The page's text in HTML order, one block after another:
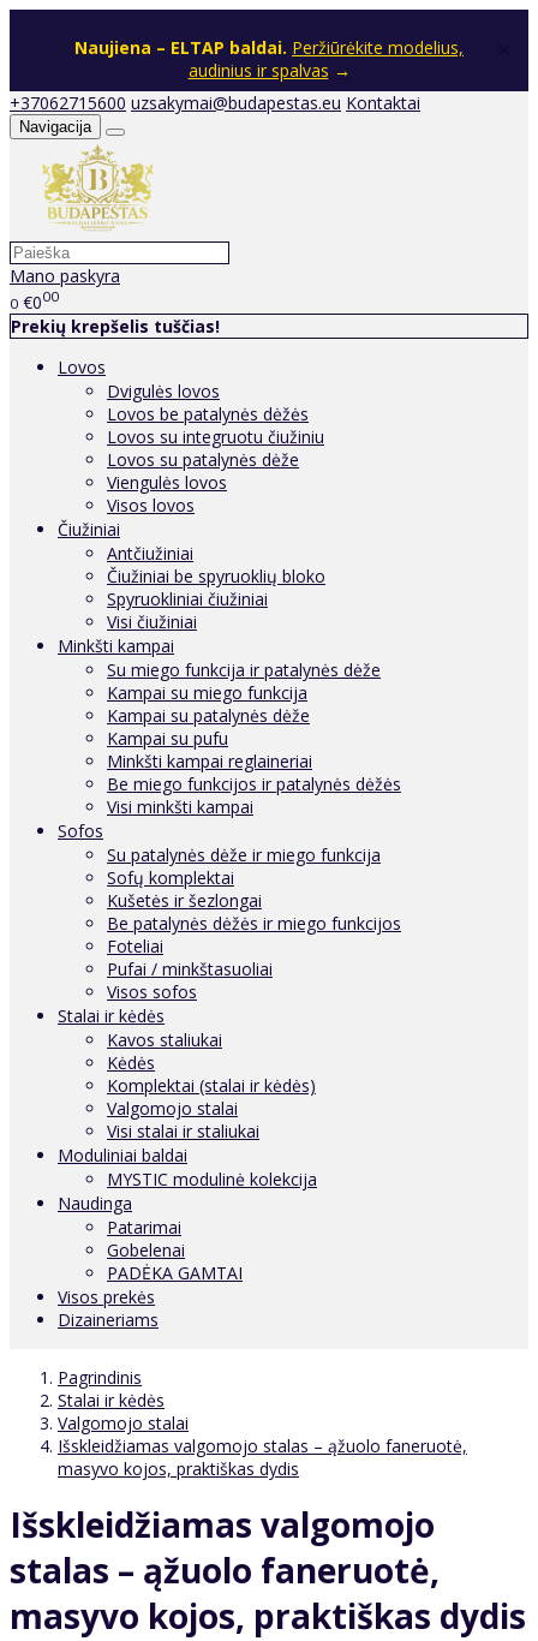
Naujiena – ELTAP baldai. Peržiūrėkite modelius,
audinius ir spalvas →
+37062715600 uzsakymai@budapestas.eu Kontaktai
Navigacija
Mano paskyra
0 €000
Prekių krepšelis tuščias!
Lovos
Dvigulės lovos
Lovos be patalynės dėžės
Lovos su integruotu čiužiniu
Lovos su patalynės dėže
Viengulės lovos
Visos lovos
Čiužiniai
Antčiužiniai
Čiužiniai be spyruoklių bloko
Spyruokliniai čiužiniai
Visi čiužiniai
Minkšti kampai
Su miego funkcija ir patalynės dėže
Kampai su miego funkcija
Kampai su patalynės dėže
Kampai su pufu
Minkšti kampai reglaineriai
Be miego funkcijos ir patalynės dėžės
Visi minkšti kampai
Sofos
Su patalynės dėže ir miego funkcija
Sofų komplektai
Kušetės ir šezlongai
Be patalynės dėžės ir miego funkcijos
Foteliai
Pufai / minkštasuoliai
Visos sofos
Stalai ir kėdės
Kavos staliukai
Kėdės
Komplektai (stalai ir kėdės)
Valgomojo stalai
Visi stalai ir staliukai
Moduliniai baldai
MYSTIC modulinė kolekcija
Naudinga
Patarimai
Gobelenai
PADĖKA GAMTAI
Visos prekės
Dizaineriams
Pagrindinis
Stalai ir kėdės
Valgomojo stalai
Išskleidžiamas valgomojo stalas – ąžuolo faneruotė,
masyvo kojos, praktiškas dydis
Išskleidžiamas valgomojo
stalas – ąžuolo faneruotė,
masyvo kojos, praktiškas dydis